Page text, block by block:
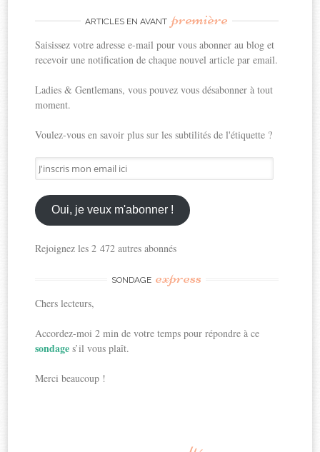
ARTICLES EN AVANT première
Saisissez votre adresse e-mail pour vous abonner au blog et
recevoir une notification de chaque nouvel article par email.
Ladies & Gentlemans, vous pouvez vous désabonner à tout
moment.
Voulez-vous en savoir plus sur les subtilités de l'étiquette ?
J'inscris
mon
email
ici
Oui, je veux m'abonner !
Rejoignez les 2 472 autres abonnés
SONDAGE express
Chers lecteurs,
Accordez-moi 2 min de votre temps pour répondre à ce
sondages’il vous plaît.
Merci beaucoup !